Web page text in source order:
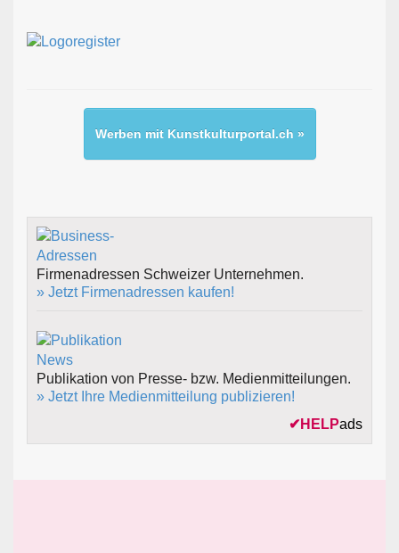
Werben mit Kunstkulturportal.ch »
Firmenadressen Schweizer Unternehmen.
» Jetzt Firmenadressen kaufen!
Publikation von Presse- bzw. Medienmitteilungen.
» Jetzt Ihre Medienmitteilung publizieren!
✔ HELPads